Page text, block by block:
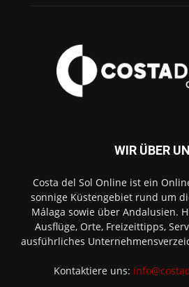
WIR ÜBER
Costa del Sol Online ist ein
sonnige Küstengebiet rund um
Málaga sowie über Andalusien.
Ausflüge, Orte, Freizeittipps,
ausführliches
Kontaktiere uns: